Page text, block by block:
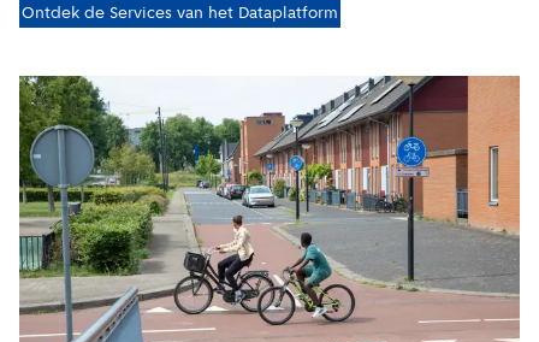
Ontdek de Services van het Dataplatform